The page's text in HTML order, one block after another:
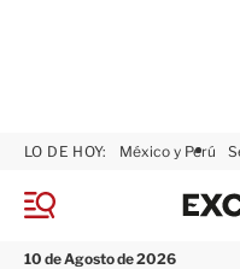
M
n
10 de Agosto de 2026
LO DE HOY: México y Perú